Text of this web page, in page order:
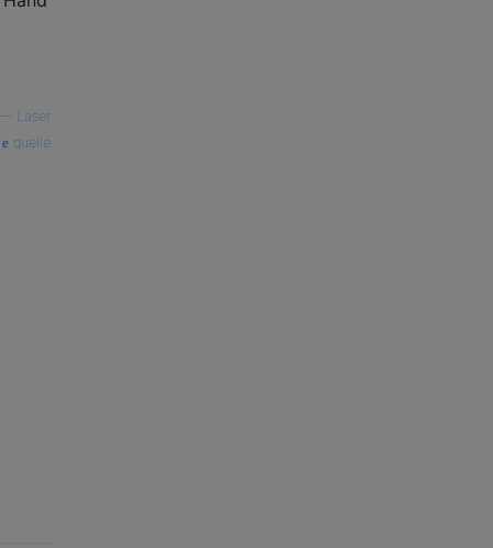
Laser
quelle